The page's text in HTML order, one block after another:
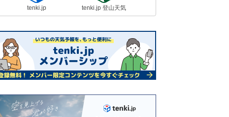
tenki.jp tenki.jp 登山天気